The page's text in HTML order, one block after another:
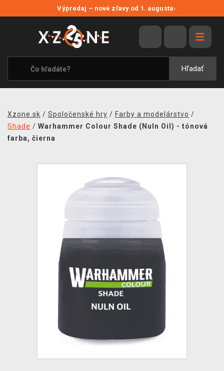
Výpredaj – nové zľavy od 1. augusta›
Hľadať
VÝPREDAJ
VIDEOHRY
XZONE ORIGINALS
TEMATIKY
MERCHANDISE
Xzone.sk / Spoločenské hry / Farby a modelárstvo /
Shade / Warhammer Colour Shade (Nuln Oil) - tónová
farba, čierna